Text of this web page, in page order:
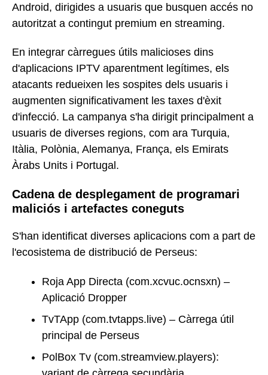
Android, dirigides a usuaris que busquen accés no
autoritzat a contingut premium en streaming.
En integrar càrregues útils malicioses dins
d'aplicacions IPTV aparentment legítimes, els
atacants redueixen les sospites dels usuaris i
augmenten significativament les taxes d'èxit
d'infecció. La campanya s'ha dirigit principalment a
usuaris de diverses regions, com ara Turquia,
Itàlia, Polònia, Alemanya, França, els Emirats
Àrabs Units i Portugal.
Cadena de desplegament de programari
maliciós i artefactes coneguts
S'han identificat diverses aplicacions com a part de
l'ecosistema de distribució de Perseus:
Roja App Directa (com.xcvuc.ocnsxn) –
Aplicació Dropper
TvTApp (com.tvtapps.live) – Càrrega útil
principal de Perseus
PolBox Tv (com.streamview.players):